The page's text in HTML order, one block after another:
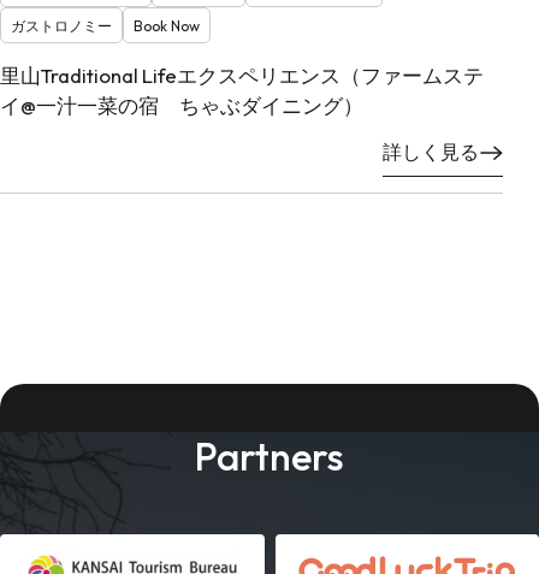
ガストロノミー
Book Now
里山Traditional Lifeエクスペリエンス（ファームステ
イ@一汁一菜の宿 ちゃぶダイニング）
詳しく見る
Partners